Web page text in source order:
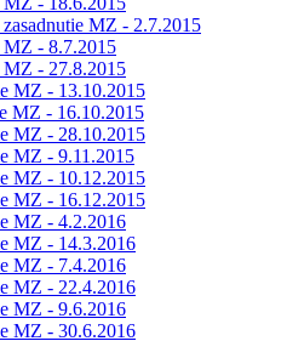
zasadnutie MZ - 2.7.2015
MZ - 8.7.2015
MZ - 27.8.2015
MZ - 13.10.2015
MZ - 16.10.2015
MZ - 28.10.2015
MZ - 9.11.2015
MZ - 10.12.2015
MZ - 16.12.2015
MZ - 4.2.2016
MZ - 14.3.2016
MZ - 7.4.2016
MZ - 22.4.2016
MZ - 9.6.2016
MZ - 30.6.2016